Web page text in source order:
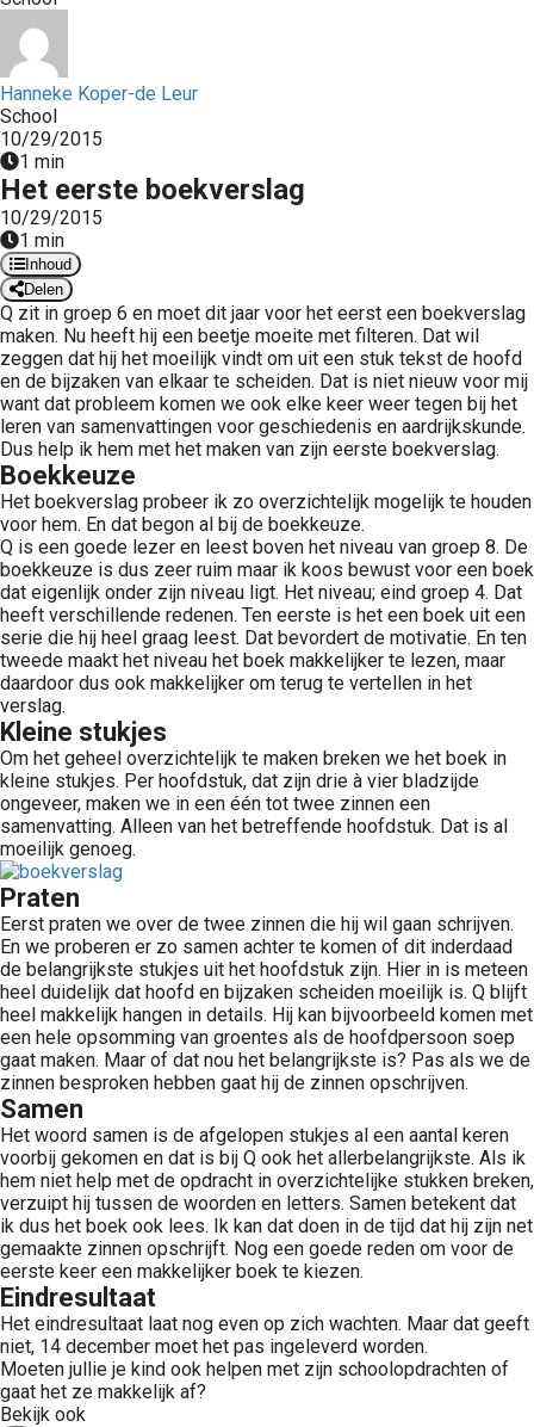
Hanneke Koper-de Leur
School
10/29/2015
1 min
Het eerste boekverslag
10/29/2015
1 min
Inhoud
Delen
Q zit in groep 6 en moet dit jaar voor het eerst een boekverslag
maken. Nu heeft hij een beetje moeite met filteren. Dat wil
zeggen dat hij het moeilijk vindt om uit een stuk tekst de hoofd
en de bijzaken van elkaar te scheiden. Dat is niet nieuw voor mij
want dat probleem komen we ook elke keer weer tegen bij het
leren van samenvattingen voor geschiedenis en aardrijkskunde.
Dus help ik hem met het maken van zijn eerste boekverslag.
Boekkeuze
Het boekverslag probeer ik zo overzichtelijk mogelijk te houden
voor hem. En dat begon al bij de boekkeuze.
Q is een goede lezer en leest boven het niveau van groep 8. De
boekkeuze is dus zeer ruim maar ik koos bewust voor een boek
dat eigenlijk onder zijn niveau ligt. Het niveau; eind groep 4. Dat
heeft verschillende redenen. Ten eerste is het een boek uit een
serie die hij heel graag leest. Dat bevordert de motivatie. En ten
tweede maakt het niveau het boek makkelijker te lezen, maar
daardoor dus ook makkelijker om terug te vertellen in het
verslag.
Kleine stukjes
Om het geheel overzichtelijk te maken breken we het boek in
kleine stukjes. Per hoofdstuk, dat zijn drie à vier bladzijde
ongeveer, maken we in een één tot twee zinnen een
samenvatting. Alleen van het betreffende hoofdstuk. Dat is al
moeilijk genoeg.
Praten
Eerst praten we over de twee zinnen die hij wil gaan schrijven.
En we proberen er zo samen achter te komen of dit inderdaad
de belangrijkste stukjes uit het hoofdstuk zijn. Hier in is meteen
heel duidelijk dat hoofd en bijzaken scheiden moeilijk is. Q blijft
heel makkelijk hangen in details. Hij kan bijvoorbeeld komen met
een hele opsomming van groentes als de hoofdpersoon soep
gaat maken. Maar of dat nou het belangrijkste is? Pas als we de
zinnen besproken hebben gaat hij de zinnen opschrijven.
Samen
Het woord samen is de afgelopen stukjes al een aantal keren
voorbij gekomen en dat is bij Q ook het allerbelangrijkste. Als ik
hem niet help met de opdracht in overzichtelijke stukken breken,
verzuipt hij tussen de woorden en letters. Samen betekent dat
ik dus het boek ook lees. Ik kan dat doen in de tijd dat hij zijn net
gemaakte zinnen opschrijft. Nog een goede reden om voor de
eerste keer een makkelijker boek te kiezen.
Eindresultaat
Het eindresultaat laat nog even op zich wachten. Maar dat geeft
niet, 14 december moet het pas ingeleverd worden.
Moeten jullie je kind ook helpen met zijn schoolopdrachten of
gaat het ze makkelijk af?
Bekijk ook
Hierdoor
website-
van